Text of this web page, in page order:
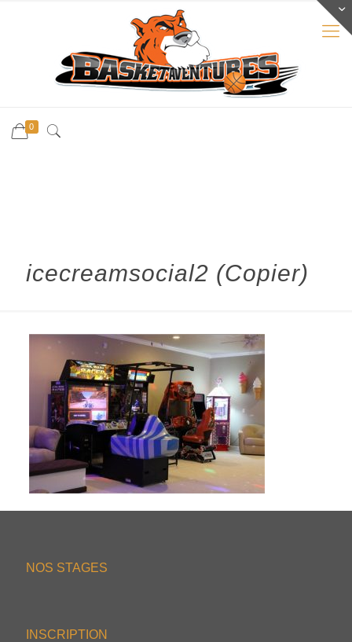
0
icecreamsocial2 (Copier)
NOS STAGES
INSCRIPTION